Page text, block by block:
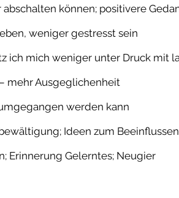
können; positivere
weniger gestresst sein
ich mich weniger unter Druck mit
mehr Ausgeglichenheit
werden kann
Ideen zum
Erinnerung Gelerntes; Neugier